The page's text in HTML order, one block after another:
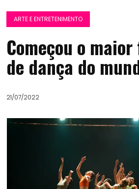
ARTE E ENTRETENIMENTO
Começou o
de dança do
21/07/2022